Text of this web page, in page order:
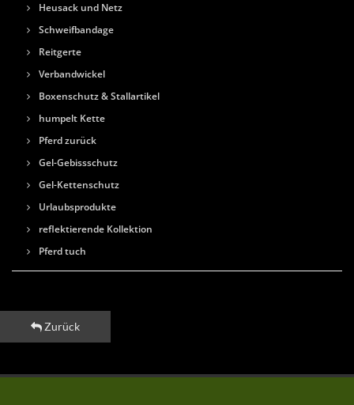
Heusack und Netz
Schweifbandage
Reitgerte
Verbandwickel
Boxenschutz & Stallartikel
humpelt Kette
Pferd zurück
Gel-Gebissschutz
Gel-Kettenschutz
Urlaubsprodukte
reflektierende Kollektion
Pferd tuch
Zurück